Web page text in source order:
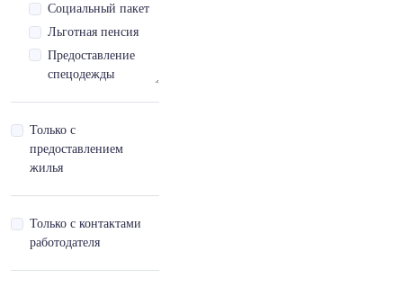
Вьетнамский,базовый
- A
Вьетнамский,продвинутый
Вьетнамский,продвинутый
- С,готовность пройти
собеседование
Вьетнамский,продвинутый
- С,синхронный перевод
Социальный пакет
Льготная пенсия
Предоставление
спецодежды
Отпуск за выслугу
лет
отпуск
Только с
предоставлением
жилья
Только с контактами
работодателя